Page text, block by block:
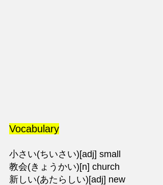
Vocabulary
小さい(ちいさい)[adj] small
教会(きょうかい)[n] church
新しい(あたらしい)[adj] new